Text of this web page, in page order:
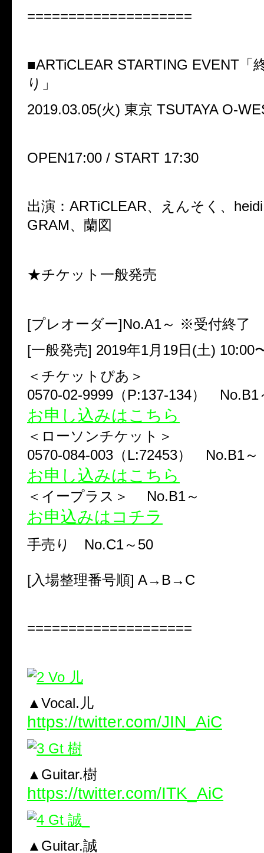
====================
■ARTiCLEAR STARTING EVENT「
り」
2019.03.05(火) 東京 TSUTAYA O-
OPEN17:00 / START 17:30
出演：ARTiCLEAR、えんそく、
GRAM、蘭図
★チケット一般発売
[プレオーダー]No.A1～ ※受付終了
[一般発売] 2019年1月19日(土) 10:00
＜チケットぴあ＞
0570-02-9999（P:137-134） No.B1
お申し込みはこちら
＜ローソンチケット＞
0570-084-003（L:72453） No.B1～
お申し込みはこちら
＜イープラス＞ No.B1～
お申込みはコチラ
手売り No.C1～50
[入場整理番号順] A→B→C
====================
▲Vocal.儿
https://twitter.com/JIN_AiC
▲Guitar.樹
https://twitter.com/ITK_AiC
▲Guitar.誠